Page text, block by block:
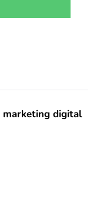
marketing digital